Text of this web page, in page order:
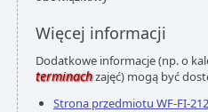
Więcej informacji
Dodatkowe informacje (np. o
terminachzajęć) mogą być
Strona przedmiotu WF-FI-